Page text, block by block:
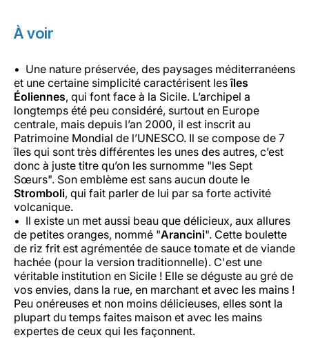
À voir
Une nature préservée, des paysages méditerranéens
et une certaine simplicité caractérisent lesîles
Éoliennes, qui font face à la Sicile. L’archipel a
longtemps été peu considéré, surtout en Europe
centrale, mais depuis l’an 2000, il est inscrit au
Patrimoine Mondial de l’UNESCO. Il se compose de 7
îles qui sont très différentes les unes des autres, c’est
donc à juste titre qu’on les surnomme "les Sept
Sœurs". Son emblème est sans aucun doute le
Stromboli, qui fait parler de lui par sa forte activité
volcanique.
Il existe un met aussi beau que délicieux, aux allures
de petites oranges, nommé "Arancini". Cette boulette
de riz frit est agrémentée de sauce tomate et de viande
hachée (pour la version traditionnelle). C'est une
véritable institution en Sicile ! Elle se déguste au gré de
vos envies, dans la rue, en marchant et avec les mains !
Peu onéreuses et non moins délicieuses, elles sont la
plupart du temps faites maison et avec les mains
expertes de ceux qui les façonnent.